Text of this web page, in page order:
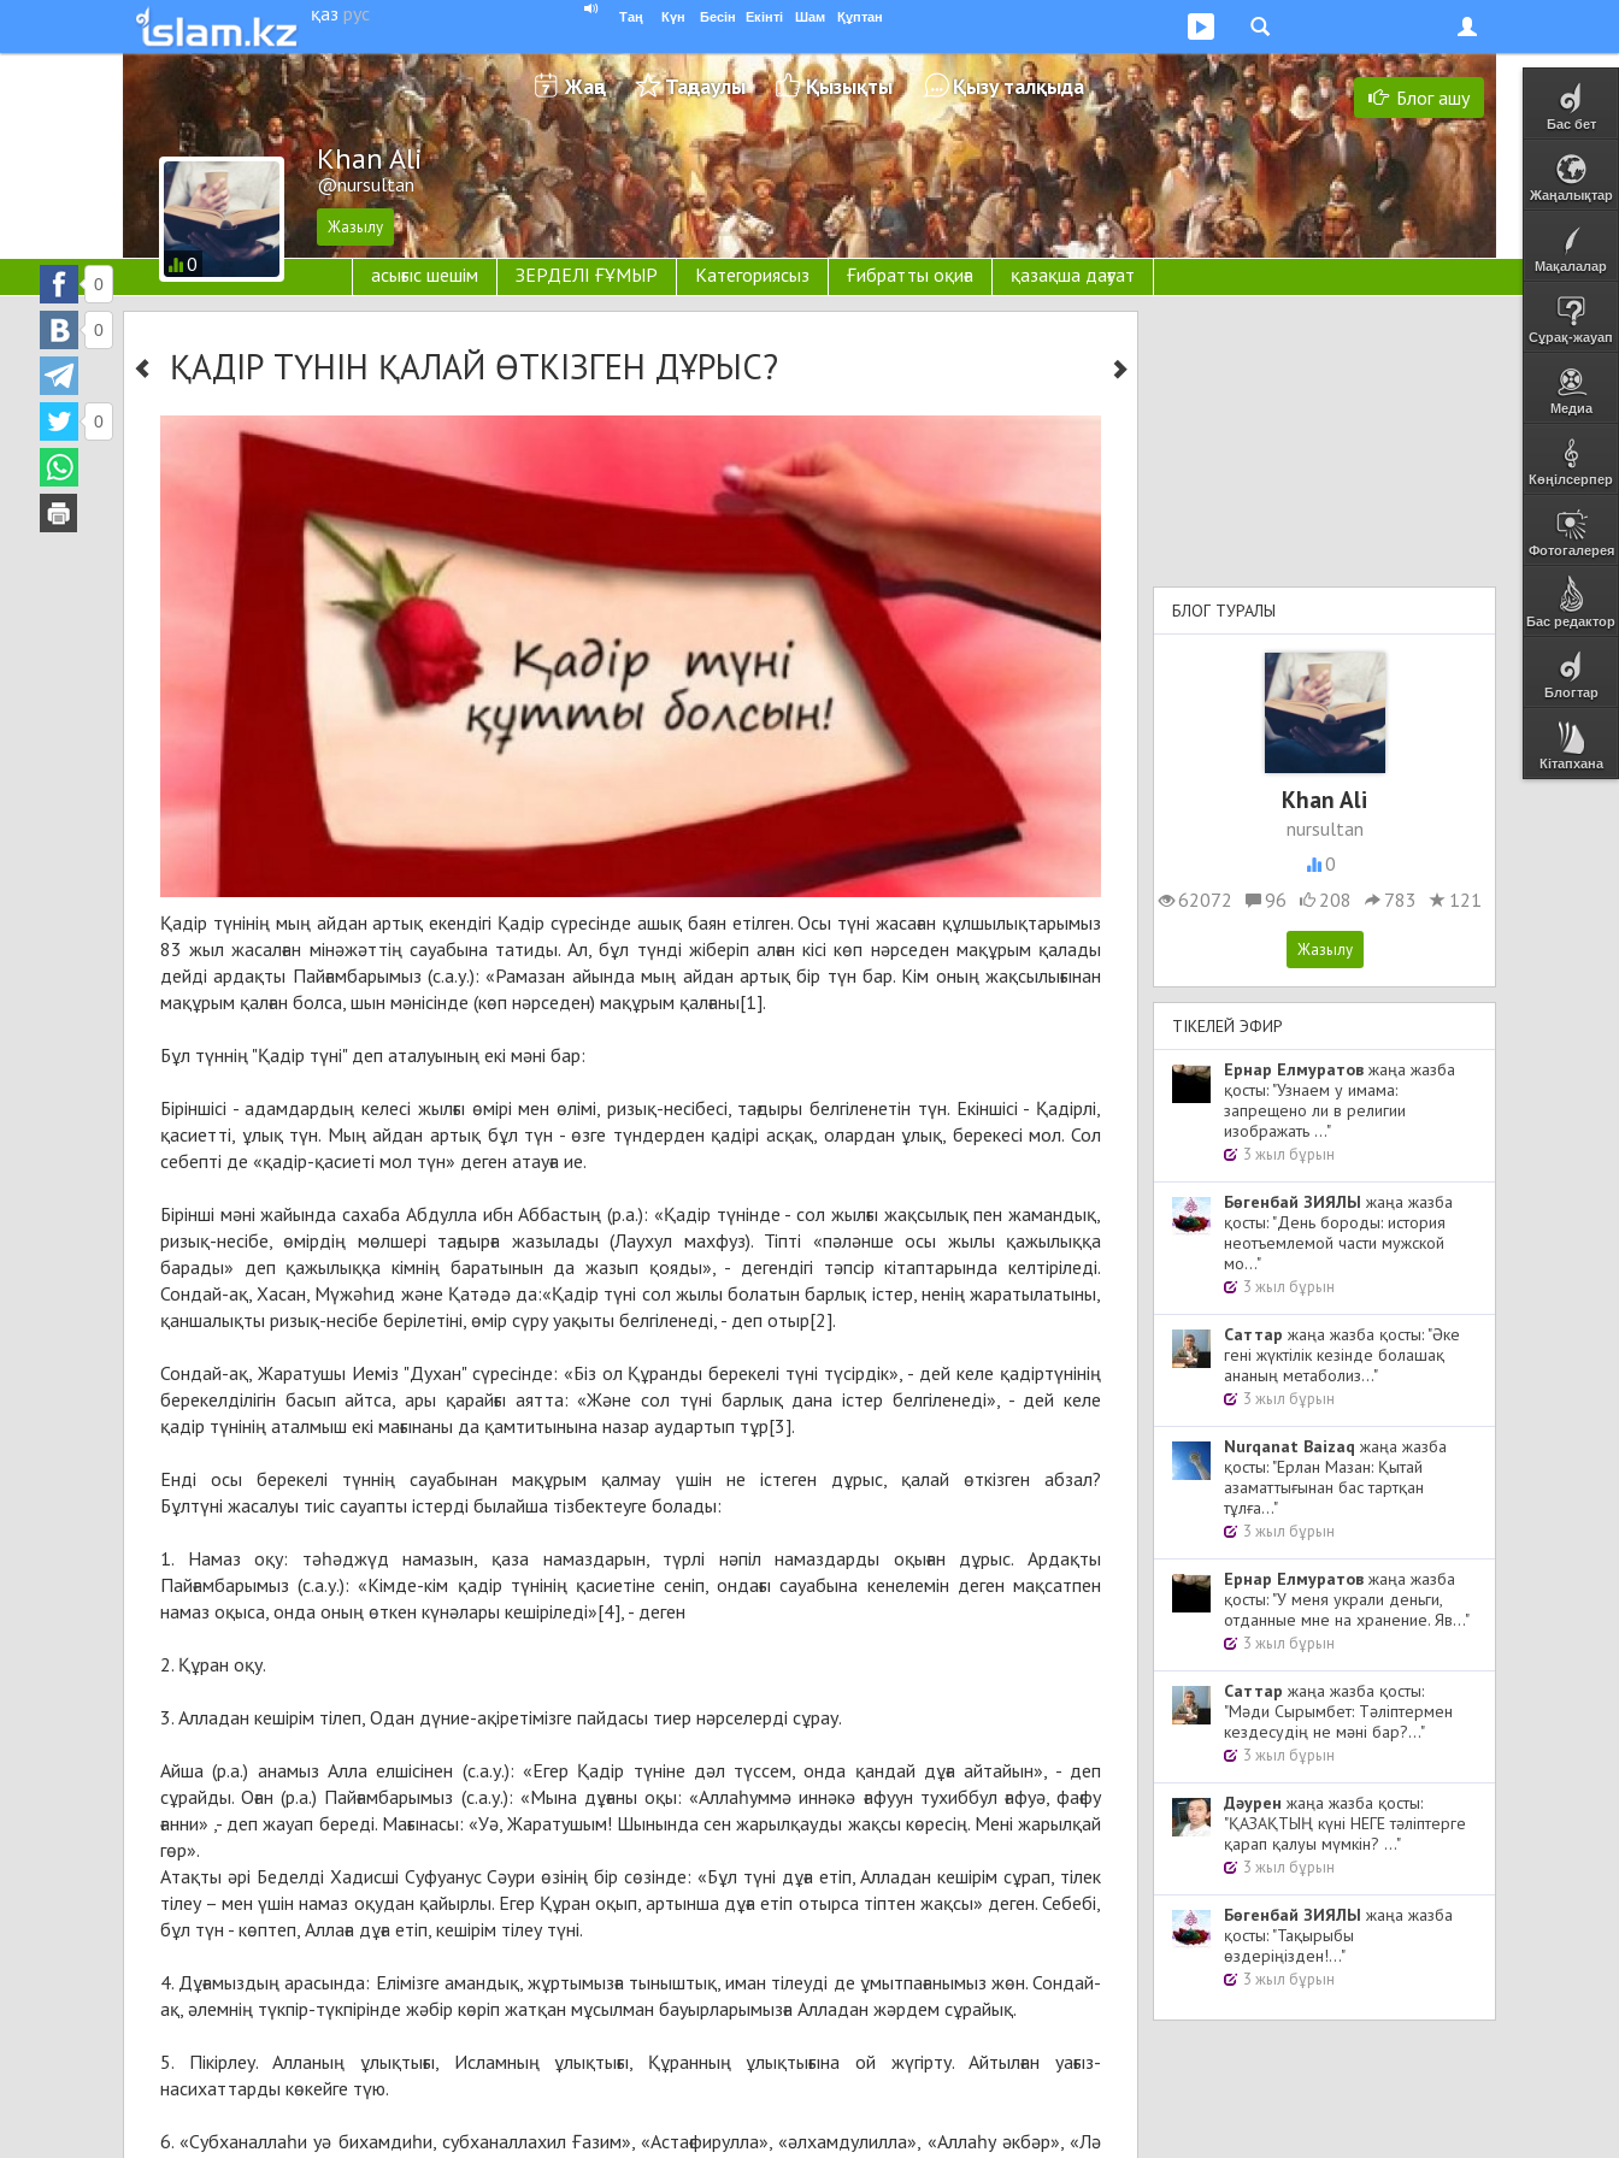
қаз рус Таң Күн Бесін Екінті Шам Құптан
Бас бет
Жаңалықтар
Мақалалар
Сұрақ-жауап
Медиа
Көңілсерпер
Фотогалерея
Бас редактор
Блогтар
Кітапхана
Блог ашу
Жаңа Таңдаулы Қызықты Қызу талқыда
0
Khan Ali
@nursultan
асығыс шешім ЗЕРДЕЛІ ҒҰМЫР Категориясыз Ғибратты оқиға қазақша дағуат
ҚАДІР ТҮНІН ҚАЛАЙ ӨТКІЗГЕН ДҰРЫС?
0
0
0
Қадір түнінің мың айдан артық екендігі Қадір сүресінде ашық баян етілген. Осы түні жасаған құлшылықтарымыз
83 жыл жасалған мінәжәттің сауабына татиды. Ал, бұл түнді жіберіп алған кісі көп нәрседен мақұрым қалады
дейді ардақты Пайғамбарымыз (с.а.у.): «Рамазан айында мың айдан артық бір түн бар. Кім оның жақсылығынан
мақұрым қалған болса, шын мәнісінде (көп нәрседен) мақұрым қалғаны[1].
Бұл түннің "Қадір түні" деп аталуының екі мәні бар:
Біріншісі - адамдардың келесі жылғы өмірі мен өлімі, ризық-несібесі, тағдыры белгіленетін түн. Екіншісі - Қадірлі,
қасиетті, ұлық түн. Мың айдан артық бұл түн - өзге түндерден қадірі асқақ, олардан ұлық, берекесі мол. Сол
себепті де «қадір-қасиеті мол түн» деген атауға ие.
Бірінші мәні жайында сахаба Абдулла ибн Аббастың (р.а.): «Қадір түнінде - сол жылғы жақсылық пен жамандық,
ризық-несібе, өмірдің мөлшері тағдырға жазылады (Лаухул махфуз). Тіпті «пәләнше осы жылы қажылыққа
барады» деп қажылыққа кімнің баратынын да жазып қояды», - дегендігі тәпсір кітаптарында келтіріледі.
Сондай-ақ, Хасан, Мүжәһид және Қатәдә да:«Қадір түні сол жылы болатын барлық істер, ненің жаратылатыны,
қаншалықты ризық-несібе берілетіні, өмір сүру уақыты белгіленеді, - деп отыр[2].
Сондай-ақ, Жаратушы Иеміз "Духан" сүресінде: «Біз ол Құранды берекелі түні түсірдік», - дей келе қадіртүнінің
берекелділігін басып айтса, ары қарайғы аятта: «Және сол түні барлық дана істер белгіленеді», - дей келе
қадір түнінің аталмыш екі мағынаны да қамтитынына назар аудартып тұр[3].
Енді осы берекелі түннің сауабынан мақұрым қалмау үшін не істеген дұрыс, қалай өткізген абзал?
Бұлтүні жасалуы тиіс сауапты істерді былайша тізбектеуге болады:
1. Намаз оқу: тәһәджүд намазын, қаза намаздарын, түрлі нәпіл намаздарды оқыған дұрыс. Ардақты
Пайғамбарымыз (с.а.у.): «Кімде-кім қадір түнінің қасиетіне сеніп, ондағы сауабына кенелемін деген мақсатпен
намаз оқыса, онда оның өткен күнәлары кешіріледі»[4], - деген
2. Құран оқу.
3. Алладан кешірім тілеп, Одан дүние-ақіретімізге пайдасы тиер нәрселерді сұрау.
Айша (р.а.) анамыз Алла елшісінен (с.а.у.): «Егер Қадір түніне дәл түссем, онда қандай дұға айтайын», - деп
сұрайды. Оған (р.а.) Пайғамбарымыз (с.а.у.): «Мына дұғаны оқы: «Аллаһуммә иннәкә ғафуун тухиббул ғафуә, фағфу
ғанни» ,- деп жауап береді. Мағынасы: «Уә, Жаратушым! Шынында сен жарылқауды жақсы көресің. Мені жарылқай
гөр».
Атақты әрі Беделді Хадисші Суфуанус Сәури өзінің бір сөзінде: «Бұл түні дұға етіп, Алладан кешірім сұрап, тілек
тілеу – мен үшін намаз оқудан қайырлы. Егер Құран оқып, артынша дұға етіп отырса тіптен жақсы» деген. Себебі,
бұл түн - көптеп, Аллаға дұға етіп, кешірім тілеу түні.
4. Дұғамыздың арасында: Елімізге амандық, жұртымызға тыныштық, иман тілеуді де ұмытпағанымыз жөн. Сондай-
ақ, әлемнің түкпір-түкпірінде жәбір көріп жатқан мұсылман бауырларымызға Алладан жәрдем сұрайық.
5. Пікірлеу. Алланың ұлықтығы, Исламның ұлықтығы, Құранның ұлықтығына ой жүгірту. Айтылған уағыз-
насихаттарды көкейге түю.
6. «Субханаллаһи уә бихамдиһи, субханаллахил Ғазим», «Астағфирулла», «әлхамдулилла», «Аллаһу әкбәр», «Лә
БЛОГ ТУРАЛЫ
Khan Ali
nursultan
0
62072
96 208 783 121
ТІКЕЛЕЙ ЭФИР
Ернар Елмуратов жаңа жазба
қосты: "Узнаем у имама:
запрещено ли в религии
изображать ..."
3 жыл бұрын
Бөгенбай ЗИЯЛЫ жаңа жазба
қосты: "День бороды: история
неотъемлемой части мужской
мо..."
3 жыл бұрын
Cаттар жаңа жазба қосты: "Әке
гені жүктілік кезінде болашақ
ананың метаболиз..."
3 жыл бұрын
Nurqanat Baizaq жаңа жазба
қосты: "Ерлан Мазан: Қытай
азаматтығынан бас тартқан
тұлға..."
3 жыл бұрын
Ернар Елмуратов жаңа жазба
қосты: "У меня украли деньги,
отданные мне на хранение. Яв..."
3 жыл бұрын
Cаттар жаңа жазба қосты:
"Мәди Сырымбет: Тәліптермен
кездесудің не мәні бар?..."
3 жыл бұрын
Дәурен жаңа жазба қосты:
"ҚАЗАҚТЫҢ күні НЕГЕ тәліптерге
қарап қалуы мүмкін? ..."
3 жыл бұрын
Бөгенбай ЗИЯЛЫ жаңа жазба
қосты: "Тақырыбы
өздеріңізден!..."
3 жыл бұрын